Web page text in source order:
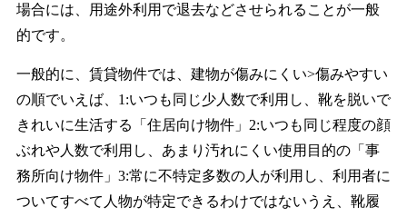
場合には、用途外利用で退去などさせられることが一般
的です。
一般的に、賃貸物件では、建物が傷みにくい>傷みやすい
の順でいえば、1:いつも同じ少人数で利用し、靴を脱いで
きれいに生活する「住居向け物件」2:いつも同じ程度の顔
ぶれや人数で利用し、あまり汚れにくい使用目的の「事
務所向け物件」3:常に不特定多数の人が利用し、利用者に
ついてすべて人物が特定できるわけではないうえ、靴履